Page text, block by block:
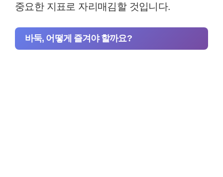
중요한 지표로 자리매김할 것입니다.
바둑, 어떻게 즐겨야 할까요?